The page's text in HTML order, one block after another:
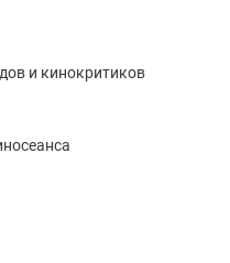
и кинокритиков